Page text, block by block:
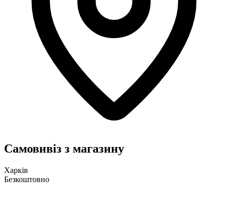
Самовивіз з магазину
Харків
Безкоштовно